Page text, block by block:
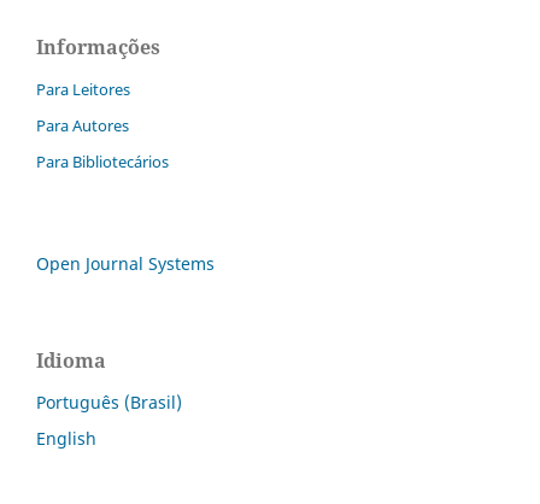
Informações
Para Leitores
Para Autores
Para Bibliotecários
Open Journal Systems
Idioma
Português (Brasil)
English